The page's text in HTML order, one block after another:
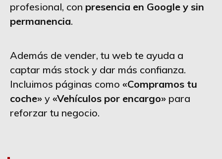
profesional, con presencia en Google y sin
permanencia.
Además de vender, tu web te ayuda a
captar más stock y dar más confianza.
Incluimos páginas como «Compramos tu
coche» y «Vehículos por encargo» para
reforzar tu negocio.